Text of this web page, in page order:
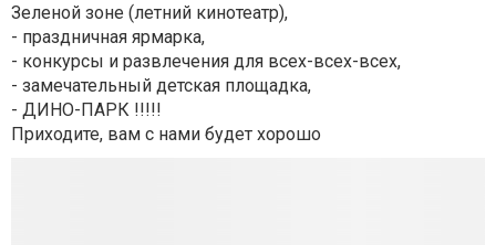
Зеленой зоне (летний кинотеатр),
- праздничная ярмарка,
- конкурсы и развлечения для всех-всех-всех,
- замечательный детская площадка,
- ДИНО-ПАРК !!!!!
Приходите, вам с нами будет хорошо